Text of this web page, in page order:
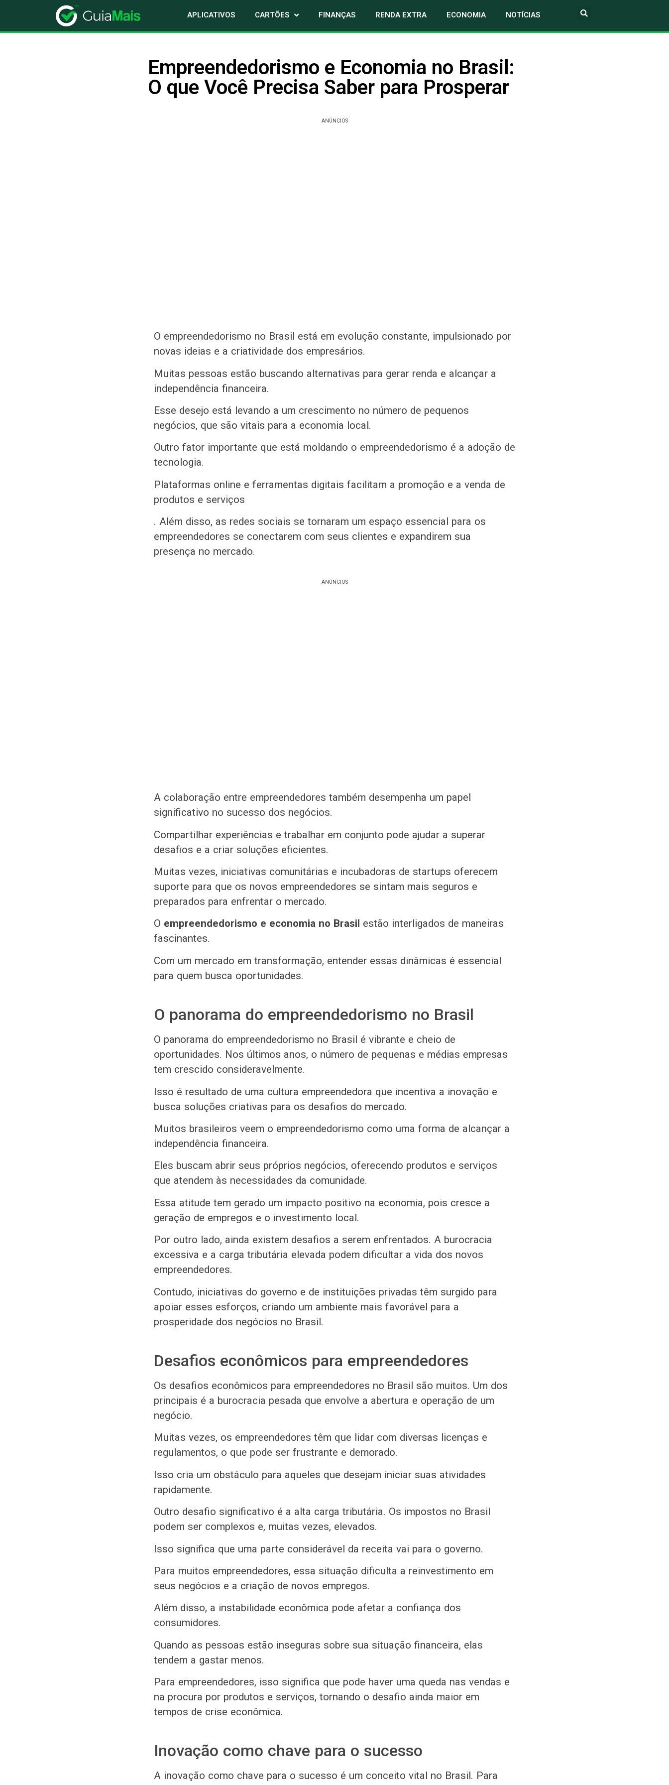
APLICATIVOS CARTÕES FINANÇAS RENDA EXTRA ECONOMIA NOTÍCIAS
Empreendedorismo e Economia no Brasil:
O que Você Precisa Saber para Prosperar
ANÚNCIOS
O empreendedorismo no Brasil está em evolução constante, impulsionado por
novas ideias e a criatividade dos empresários.
Muitas pessoas estão buscando alternativas para gerar renda e alcançar a
independência financeira.
Esse desejo está levando a um crescimento no número de pequenos
negócios, que são vitais para a economia local.
Outro fator importante que está moldando o empreendedorismo é a adoção de
tecnologia.
Plataformas online e ferramentas digitais facilitam a promoção e a venda de
produtos e serviços
. Além disso, as redes sociais se tornaram um espaço essencial para os
empreendedores se conectarem com seus clientes e expandirem sua
presença no mercado.
ANÚNCIOS
A colaboração entre empreendedores também desempenha um papel
significativo no sucesso dos negócios.
Compartilhar experiências e trabalhar em conjunto pode ajudar a superar
desafios e a criar soluções eficientes.
Muitas vezes, iniciativas comunitárias e incubadoras de startups oferecem
suporte para que os novos empreendedores se sintam mais seguros e
preparados para enfrentar o mercado.
O empreendedorismo e economia no Brasil estão interligados de maneiras
fascinantes.
Com um mercado em transformação, entender essas dinâmicas é essencial
para quem busca oportunidades.
O panorama do empreendedorismo no Brasil
O panorama do empreendedorismo no Brasil é vibrante e cheio de
oportunidades. Nos últimos anos, o número de pequenas e médias empresas
tem crescido consideravelmente.
Isso é resultado de uma cultura empreendedora que incentiva a inovação e
busca soluções criativas para os desafios do mercado.
Muitos brasileiros veem o empreendedorismo como uma forma de alcançar a
independência financeira.
Eles buscam abrir seus próprios negócios, oferecendo produtos e serviços
que atendem às necessidades da comunidade.
Essa atitude tem gerado um impacto positivo na economia, pois cresce a
geração de empregos e o investimento local.
Por outro lado, ainda existem desafios a serem enfrentados. A burocracia
excessiva e a carga tributária elevada podem dificultar a vida dos novos
empreendedores.
Contudo, iniciativas do governo e de instituições privadas têm surgido para
apoiar esses esforços, criando um ambiente mais favorável para a
prosperidade dos negócios no Brasil.
Desafios econômicos para empreendedores
Os desafios econômicos para empreendedores no Brasil são muitos. Um dos
principais é a burocracia pesada que envolve a abertura e operação de um
negócio.
Muitas vezes, os empreendedores têm que lidar com diversas licenças e
regulamentos, o que pode ser frustrante e demorado.
Isso cria um obstáculo para aqueles que desejam iniciar suas atividades
rapidamente.
Outro desafio significativo é a alta carga tributária. Os impostos no Brasil
podem ser complexos e, muitas vezes, elevados.
Isso significa que uma parte considerável da receita vai para o governo.
Para muitos empreendedores, essa situação dificulta a reinvestimento em
seus negócios e a criação de novos empregos.
Além disso, a instabilidade econômica pode afetar a confiança dos
consumidores.
Quando as pessoas estão inseguras sobre sua situação financeira, elas
tendem a gastar menos.
Para empreendedores, isso significa que pode haver uma queda nas vendas e
na procura por produtos e serviços, tornando o desafio ainda maior em
tempos de crise econômica.
Inovação como chave para o sucesso
A inovação como chave para o sucesso é um conceito vital no Brasil. Para